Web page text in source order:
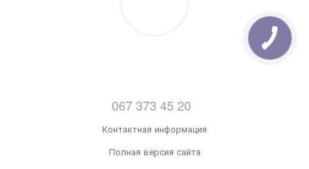
067 373 45 20
Контактная информация
Полная версия сайта